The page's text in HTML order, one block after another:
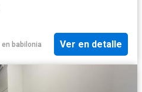
en babilonia Ver en detalle